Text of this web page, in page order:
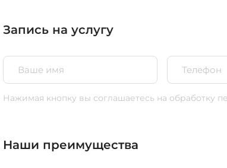
Запись на услугу
Нажимая кнопку вы соглашаетесь на обработку
Наши преимущества